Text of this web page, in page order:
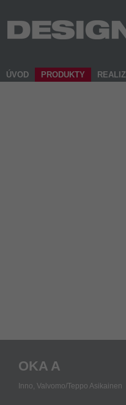
ÚVOD PRODUKTY
OKA A
Inno, Valvomo/Teppo Asikainen